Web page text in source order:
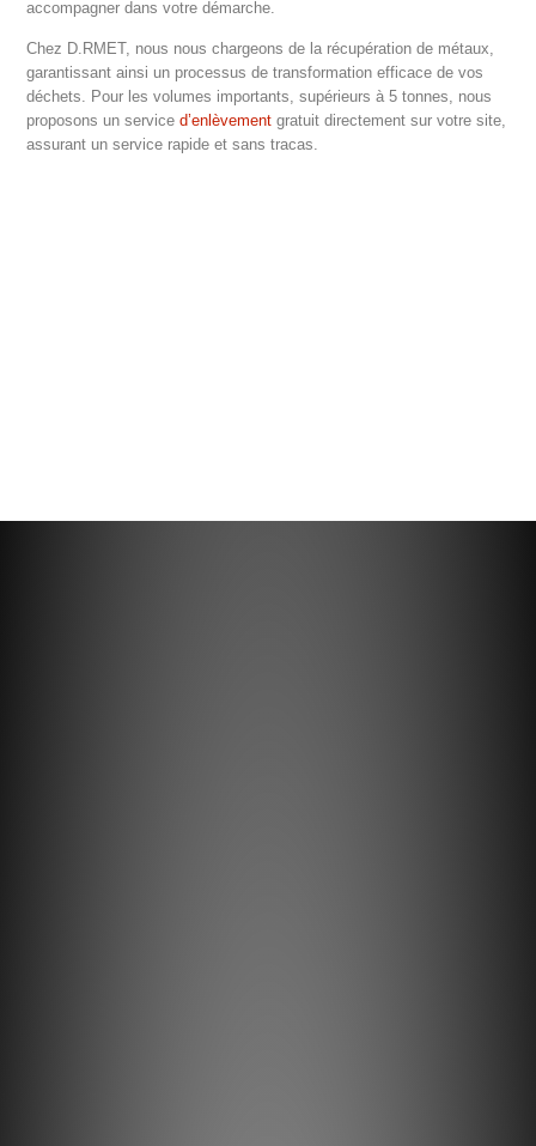
accompagner dans votre démarche.
Chez D.RMET, nous nous chargeons de la récupération de métaux,
garantissant ainsi un processus de transformation efficace de vos
déchets. Pour les volumes importants, supérieurs à 5 tonnes, nous
proposons un serviced’enlèvement gratuit directement sur votre site,
assurant un service rapide et sans tracas.